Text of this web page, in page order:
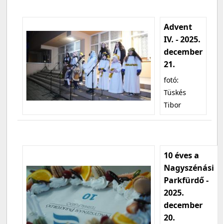
Advent
IV. - 2025.
december
21.
fotó:
Tüskés
Tibor
10 éves a
Nagyszénási
Parkfürdő -
2025.
december
20.